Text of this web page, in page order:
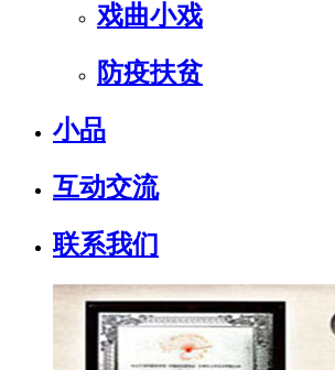
戏曲小戏
防疫扶贫
小品
互动交流
联系我们